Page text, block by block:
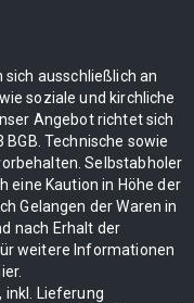
ausschließlich an
soziale und kirchliche
Angebot richtet sich
Technische sowie
Selbstabholer
eine Kaution in Höhe der
Gelangen der Waren in
nach Erhalt der
weitere Informationen
inkl. Lieferung